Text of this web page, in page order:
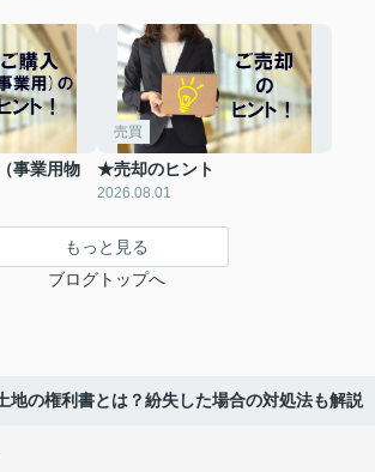
事業用物
売買
★売却のヒント
2026.08.01
もっと見る
ブログトップへ
地の権利書とは？紛失した場合の対処法も解説